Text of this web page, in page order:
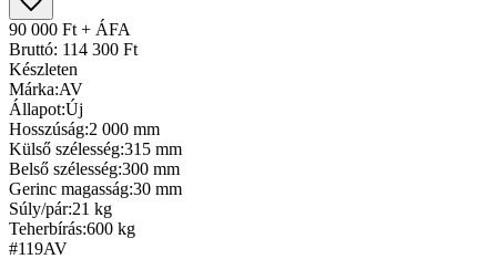
90 000 Ft + ÁFA
Bruttó: 114 300 Ft
Készleten
Márka:AV
Állapot:Új
Hosszúság:2 000 mm
Külső szélesség:315 mm
Belső szélesség:300 mm
Gerinc magasság:30 mm
Súly/pár:21 kg
Teherbírás:600 kg
#119AV